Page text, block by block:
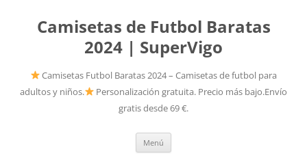
Camisetas de Futbol Baratas
2024 | SuperVigo
Camisetas Futbol Baratas 2024 – Camisetas de futbol para
adultos y niños.
Personalización gratuita. Precio más bajo.Envío
gratis desde 69 €.
Menú